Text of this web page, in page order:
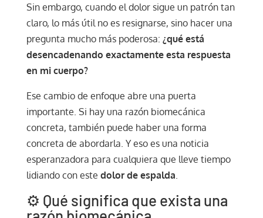
Sin embargo, cuando el dolor sigue un patrón tan
claro, lo más útil no es resignarse, sino hacer una
pregunta mucho más poderosa: ¿qué está
desencadenando exactamente esta respuesta
en mi cuerpo?
Ese cambio de enfoque abre una puerta
importante. Si hay una razón biomecánica
concreta, también puede haber una forma
concreta de abordarla. Y eso es una noticia
esperanzadora para cualquiera que lleve tiempo
lidiando con este dolor de espalda
⚙️ Qué significa que exista una